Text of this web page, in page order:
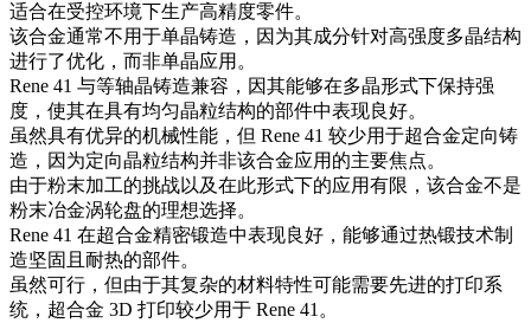
适合在受控环境下生产高精度零件。
该合金通常不用于单晶铸造 ，因为其成分针对高强度多晶结构
进行了优化，而非单晶应用。
Rene 41 与等轴晶铸造兼容，因其能够在多晶形式下保持强
度，使其在具有均匀晶粒结构的部件中表现良好。
虽然具有优异的机械性能，但 Rene 41 较少用于超合金定向铸
造 ，因为定向晶粒结构并非该合金应用的主要焦点。
由于粉末加工的挑战以及在此形式下的应用有限，该合金不是
粉末冶金涡轮盘的理想选择。
Rene 41 在超合金精密锻造中表现良好，能够通过热锻技术制
造坚固且耐热的部件。
虽然可行，但由于其复杂的材料特性可能需要先进的打印系
统， 超合金 3D 打印较少用于 Rene 41。